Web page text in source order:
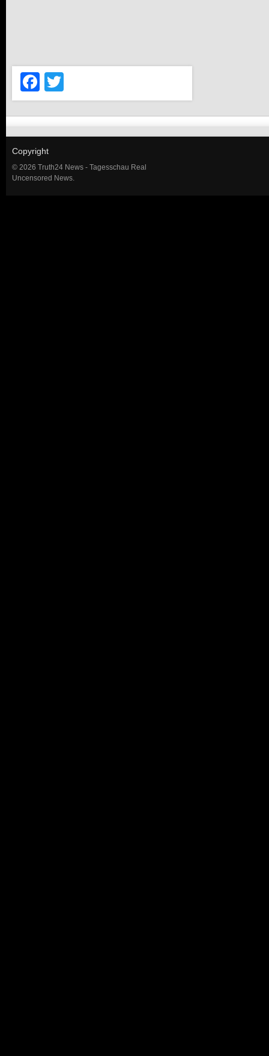
Facebook
Copyright
© 2026 Truth24 News - Tagesschau Real
Uncensored News.